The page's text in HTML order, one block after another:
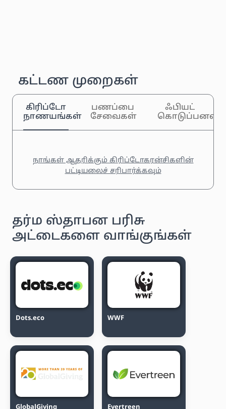
கட்டண முறைகள்
கிரிப்டோ
நாணயங்கள்
பணப்பை
சேவைகள்
ஃபியட்
நாங்கள் ஆதரிக்கும் கிரிப்டோகரன்சிகளின்
பட்டியலைச் சரிபார்க்கவும்
தர்ம ஸ்தாபன பரிசு
அட்டைகளை வாங்குங்கள்
Dots.eco WWF
GlobalGiving Evertreen